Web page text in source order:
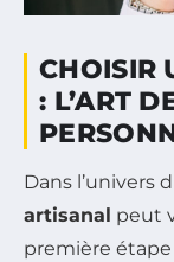
CHOISIR
: L’ART
Dans l’univers
artisanal peut
première